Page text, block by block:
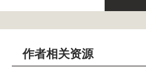
作者相关资源